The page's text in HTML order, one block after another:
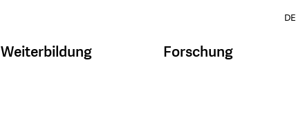
DE
Weiterbildung Forschung